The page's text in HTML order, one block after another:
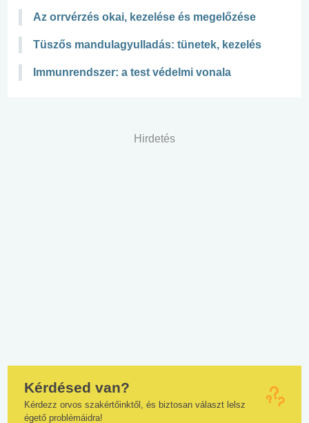
Az orrvérzés okai, kezelése és megelőzése
Tüszős mandulagyulladás: tünetek, kezelés
Immunrendszer: a test védelmi vonala
Hirdetés
Kérdésed van?
Kérdezz orvos szakértőinktől, és biztosan választ lelsz
égető problémáidra!